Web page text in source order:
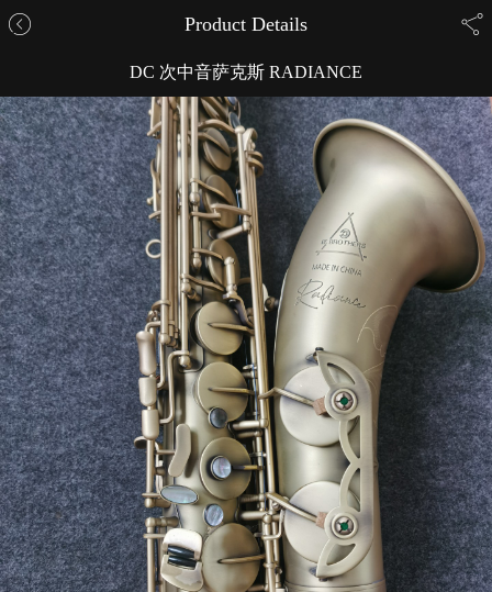
Product Details
DC 次中音萨克斯 RADIANCE